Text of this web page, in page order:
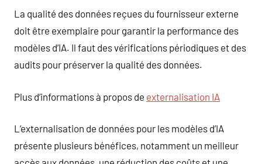
La qualité des données reçues du fournisseur externe
doit être exemplaire pour garantir la performance des
modèles d’IA. Il faut des vérifications périodiques et des
audits pour préserver la qualité des données.
Plus d’informations à propos de externalisation IA
L’externalisation de données pour les modèles d’IA
présente plusieurs bénéfices, notamment un meilleur